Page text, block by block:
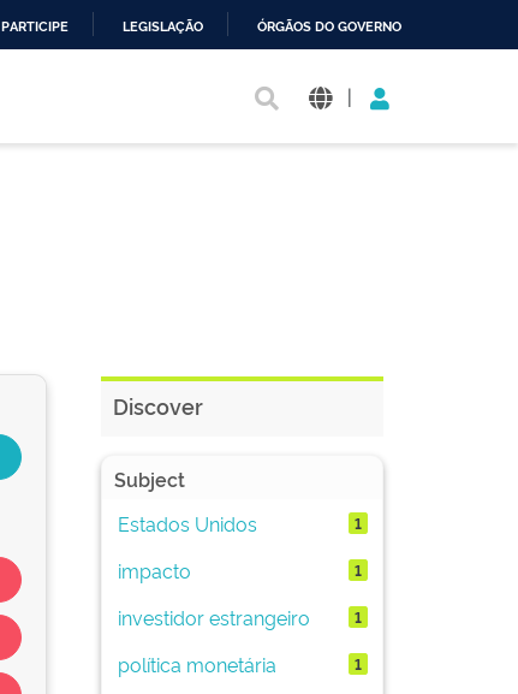
PARTICIPE LEGISLAÇÃO ÓRGÃOS DO GOVERNO
|
Discover
Subject
Estados Unidos
1
impacto 1
investidor estrangeiro 1
política monetária 1